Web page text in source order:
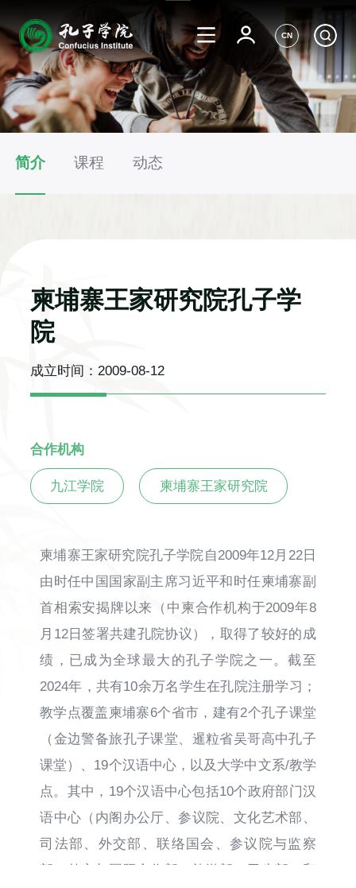
CN
简介 课程 动态
柬埔寨王家研究院孔子学
院
成立时间： 2009-08-12
合作机构
九江学院 柬埔寨王家研究院
柬埔寨王家研究院孔子学院自2009年12月22日
由时任中国国家副主席习近平和时任柬埔寨副
首相索安揭牌以来（中柬合作机构于2009年8
月12日签署共建孔院协议），取得了较好的成
绩，已成为全球最大的孔子学院之一。截至
2024年，共有10余万名学生在孔院注册学习；
教学点覆盖柬埔寨6个省市，建有2个孔子课堂
（金边警备旅孔子课堂、暹粒省吴哥高中孔子
课堂）、19个汉语中心，以及大学中文系/教学
点。其中，19个汉语中心包括10个政府部门汉
语中心（内阁办公厅、参议院、文化艺术部、
司法部、外交部、联络国会、参议院与监察
部、外交与国际合作部、旅游部、卫生部）和